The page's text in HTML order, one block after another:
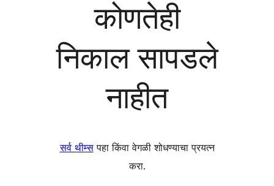
कोणतेही
निकाल सापडले
नाहीत
सर्व थीम्सपहा किंवा वेगळी शोधण्याचा प्रयत्न
करा.